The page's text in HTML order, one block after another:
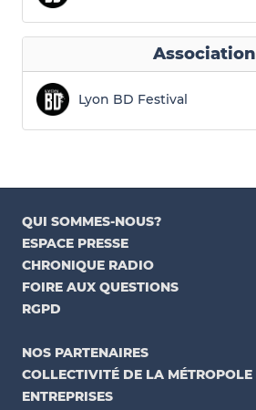
Association
Lyon BD Festival
QUI SOMMES-NOUS?
ESPACE PRESSE
CHRONIQUE RADIO
FOIRE AUX QUESTIONS
RGPD
NOS PARTENAIRES
COLLECTIVITÉ DE LA MÉTROPOLE
ENTREPRISES